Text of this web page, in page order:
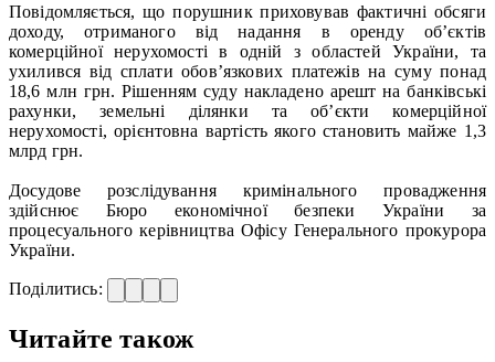
Повідомляється, що порушник приховував фактичні обсяги
доходу, отриманого від надання в оренду об’єктів
комерційної нерухомості в одній з областей України, та
ухилився від сплати обов’язкових платежів на суму понад
18,6 млн грн. Рішенням суду накладено арешт на банківські
рахунки, земельні ділянки та об’єкти комерційної
нерухомості, орієнтовна вартість якого становить майже 1,3
млрд грн.
Досудове розслідування кримінального провадження
здійснює Бюро економічної безпеки України за
процесуального керівництва Офісу Генерального прокурора
України.
Поділитись:
Читайте також